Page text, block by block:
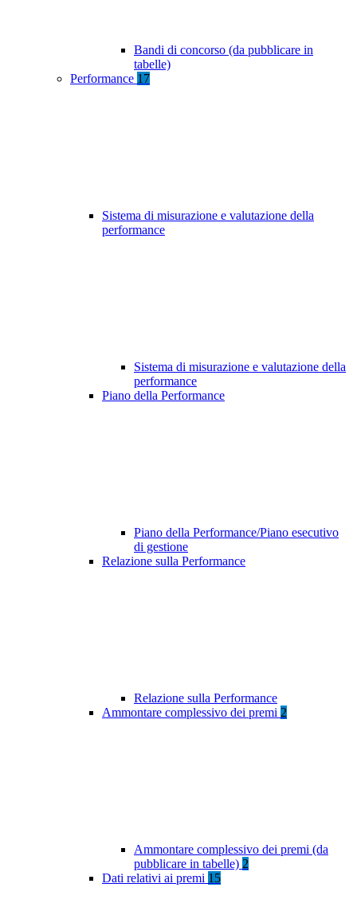
Bandi di concorso (da pubblicare in
tabelle)
Performance 17
Sistema di misurazione e valutazione della
performance
Sistema di misurazione e valutazione della
performance
Piano della Performance
Piano della Performance/Piano esecutivo
di gestione
Relazione sulla Performance
Relazione sulla Performance
Ammontare complessivo dei premi 2
Ammontare complessivo dei premi (da
pubblicare in tabelle) 2
Dati relativi ai premi 15